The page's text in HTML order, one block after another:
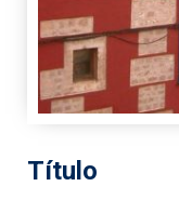
Título